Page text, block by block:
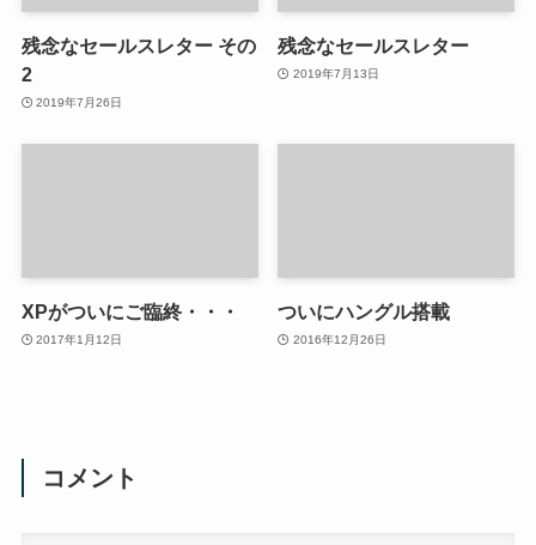
残念なセールスレター その
2
2019年7月26日
残念なセールスレター
2019年7月13日
XPがついにご臨終・・・
2017年1月12日
ついにハングル搭載
2016年12月26日
コメント